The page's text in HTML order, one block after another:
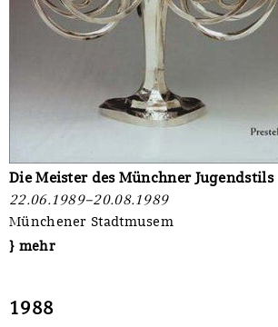
Die Meister des Münchner Jugendstils
22.06.1989–20.08.1989
Münchener Stadtmusem
} mehr
1988